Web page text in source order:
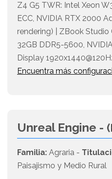
Z4 G5 TWR: Intel Xeon
ECC, NVIDIA RTX 2000
rendering) | ZBook Studio
32GB DDR5-5600,
Display
Encuentra más
Unreal Engine -
Familia: Agraria -
Paisajismo y Medio Rural